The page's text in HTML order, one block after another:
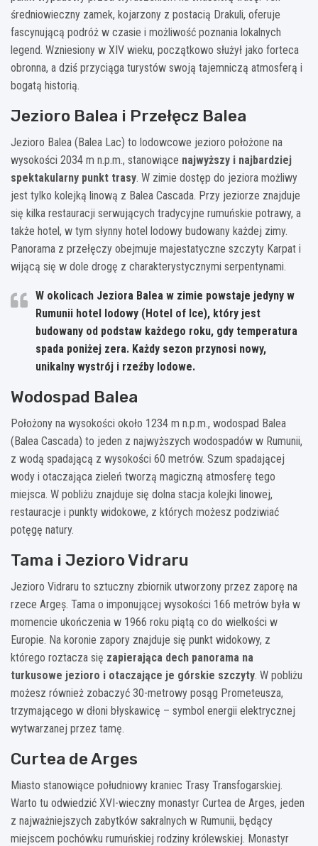
średniowieczny zamek, kojarzony z postacią Drakuli, oferuje
fascynującą podróż w czasie i możliwość poznania lokalnych
legend. Wzniesiony w XIV wieku, początkowo służył jako forteca
obronna, a dziś przyciąga turystów swoją tajemniczą atmosferą i
bogatą historią.
Jezioro Balea i Przełęcz Balea
Jezioro Balea (Balea Lac) to lodowcowe jezioro położone na
wysokości 2034 m n.p.m., stanowiące najwyższy i najbardziej
spektakularny punkt trasy. W zimie dostęp do jeziora możliwy
jest tylko kolejką linową z Balea Cascada. Przy jeziorze znajduje
się kilka restauracji serwujących tradycyjne rumuńskie potrawy, a
także hotel, w tym słynny hotel lodowy budowany każdej zimy.
Panorama z przełęczy obejmuje majestatyczne szczyty Karpat i
wijącą się w dole drogę z charakterystycznymi serpentynami.
W okolicach Jeziora Balea w zimie powstaje jedyny w
Rumunii hotel lodowy (Hotel of Ice), który jest
budowany od podstaw każdego roku, gdy temperatura
spada poniżej zera. Każdy sezon przynosi nowy,
unikalny wystrój i rzeźby lodowe.
Wodospad Balea
Położony na wysokości około 1234 m n.p.m., wodospad Balea
(Balea Cascada) to jeden z najwyższych wodospadów w Rumunii,
z wodą spadającą z wysokości 60 metrów. Szum spadającej
wody i otaczająca zieleń tworzą magiczną atmosferę tego
miejsca. W pobliżu znajduje się dolna stacja kolejki linowej,
restauracje i punkty widokowe, z których możesz podziwiać
potęgę natury.
Tama i Jezioro Vidraru
Jezioro Vidraru to sztuczny zbiornik utworzony przez zaporę na
rzece Argeș. Tama o imponującej wysokości 166 metrów była w
momencie ukończenia w 1966 roku piątą co do wielkości w
Europie. Na koronie zapory znajduje się punkt widokowy, z
którego roztacza się zapierająca dech panorama na
turkusowe jezioro i otaczające je górskie szczyty. W pobliżu
możesz również zobaczyć 30-metrowy posąg Prometeusza,
trzymającego w dłoni błyskawicę – symbol energii elektrycznej
wytwarzanej przez tamę.
Curtea de Arges
Miasto stanowiące południowy kraniec Trasy Transfogarskiej.
Warto tu odwiedzić XVI-wieczny monastyr Curtea de Arges, jeden
z najważniejszych zabytków sakralnych w Rumunii, będący
miejscem pochówku rumuńskiej rodziny królewskiej. Monastyr